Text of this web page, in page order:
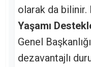
olarak da bilinir.
Yaşamı
Genel
dezavantajlı